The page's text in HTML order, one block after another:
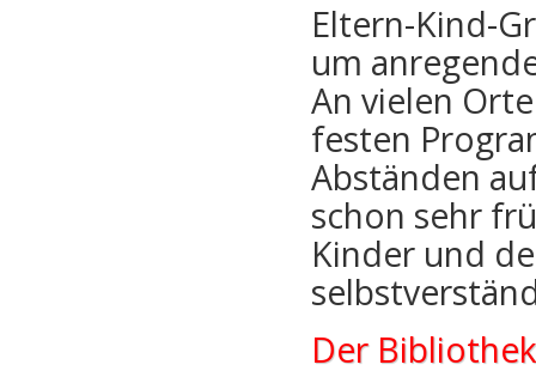
Eltern-Kind-
um
An vielen
festen
Abständen
schon sehr
Kinder und
Der